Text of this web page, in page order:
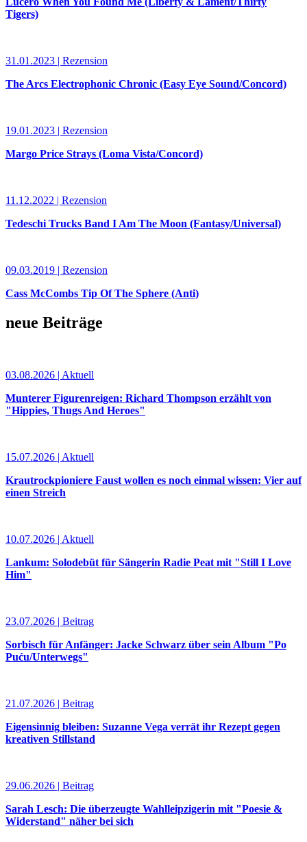
Tigers)
31.01.2023 | Rezension
The Arcs Electrophonic Chronic (Easy Eye Sound/Concord)
19.01.2023 | Rezension
Margo Price Strays (Loma Vista/Concord)
11.12.2022 | Rezension
Tedeschi Trucks Band I Am The Moon (Fantasy/Universal)
09.03.2019 | Rezension
Cass McCombs Tip Of The Sphere (Anti)
neue Beiträge
03.08.2026 | Aktuell
Munterer Figurenreigen: Richard Thompson erzählt von
"Hippies, Thugs And Heroes"
15.07.2026 | Aktuell
Krautrockpioniere Faust wollen es noch einmal wissen: Vier auf
einen Streich
10.07.2026 | Aktuell
Lankum: Solodebüt für Sängerin Radie Peat mit "Still I Love
Him"
23.07.2026 | Beitrag
Sorbisch für Anfänger: Jacke Schwarz über sein Album "Po
Puću/Unterwegs"
21.07.2026 | Beitrag
Eigensinnig bleiben: Suzanne Vega verrät ihr Rezept gegen
kreativen Stillstand
29.06.2026 | Beitrag
Sarah Lesch: Die überzeugte Wahlleipzigerin mit "Poesie &
Widerstand" näher bei sich